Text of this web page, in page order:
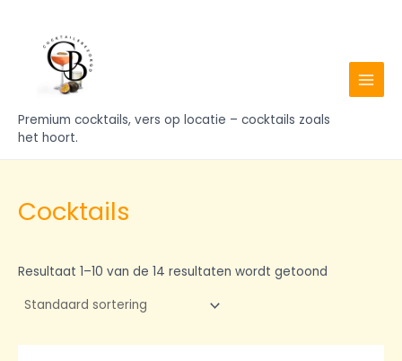
Premium cocktails, vers op locatie – cocktails zoals
het hoort.
Cocktails
Resultaat 1–10 van de 14 resultaten wordt getoond